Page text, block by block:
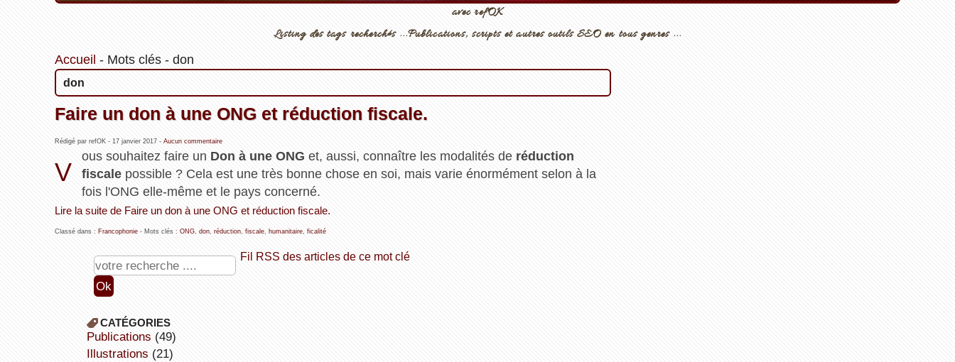
avec refOK
Listing des tags recherchés ...Publications, scripts et autres outils SEO en tous genres ...
Accueil - Mots clés- don
don
Faire un don à une ONG et réduction fiscale.
Rédigé par refOK - 17 janvier 2017- Aucun commentaire
V
ous souhaitez faire un Don à une ONG et, aussi, connaître les modalités de réduction
fiscale possible ? Cela est une très bonne chose en soi, mais varie énormément selon à la
fois l'ONG elle-même et le pays concerné.
Lire la suite de Faire un don à une ONG et réduction fiscale.
Classé dans : Francophonie- Mots clés : ONG, don, réduction, fiscale, humanitaire, ficalité
Fil RSS des articles de ce mot clé
CATÉGORIES
publications (49)
illustrations (21)